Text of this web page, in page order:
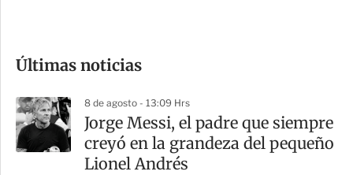
m
a
t
Últimas noticias
8 de agosto - 13:09 Hrs
Jorge Messi, el padre que siempre
creyó en la grandeza del pequeño
Lionel Andrés